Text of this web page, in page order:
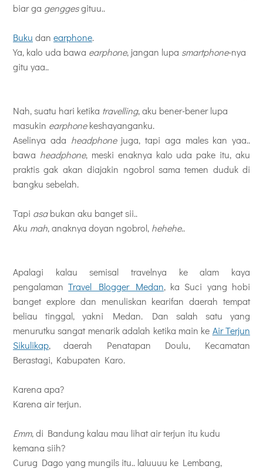
biar ga genggesgituu..
Buku dan earphone.
Ya, kalo uda bawa earphone, jangan lupa smartphone-nya
gitu yaa..
Nah, suatu hari ketika travelling, aku bener-bener lupa
masukin earphonekeshayanganku.
Aselinya ada headphonejuga, tapi aga males kan yaa..
bawa headphone, meski enaknya kalo uda pake itu, aku
praktis gak akan diajakin ngobrol sama temen duduk di
bangku sebelah.
Tapi asabukan aku banget sii..
Aku mah, anaknya doyan ngobrol, hehehe..
Apalagi kalau semisal travelnya ke alam kaya
pengalamanTravel Blogger Medan, ka Suci yang hobi
banget explore dan menuliskan kearifan daerah tempat
beliau tinggal, yakni Medan. Dan salah satu yang
menurutku sangat menarik adalah ketika main ke Air Terjun
Sikulikap, daerah Penatapan Doulu, Kecamatan
Berastagi, Kabupaten Karo.
Karena apa?
Karena air terjun.
Emm, di Bandung kalau mau lihat air terjun itu kudu
kemana siih?
Curug Dago yang mungils itu.. laluuuu ke Lembang,